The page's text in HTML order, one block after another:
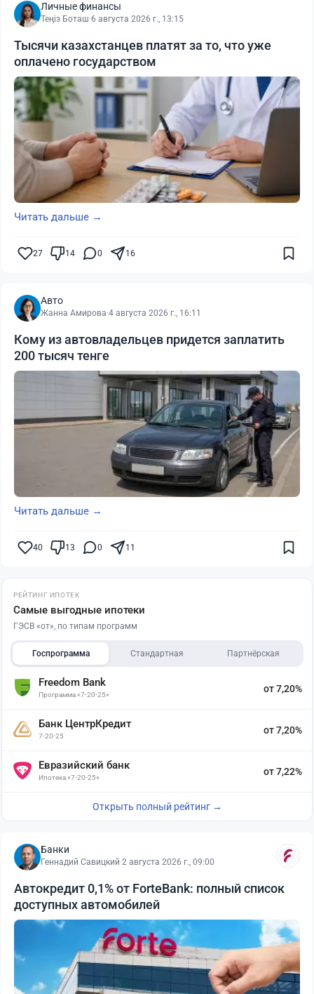
Личные финансы
Теңіз Боташ·6 августа 2026 г., 13:15
Тысячи казахстанцев платят за то, что уже
оплачено государством
Читать дальше →
27 14 0 16
Авто
Жанна Амирова·4 августа 2026 г., 16:11
Кому из автовладельцев придется заплатить
200 тысяч тенге
Читать дальше →
40 13 0 11
РЕЙТИНГ ИПОТЕК
Самые выгодные ипотеки
ГЭСВ «от», по типам программ
Госпрограмма Стандартная Партнёрская
Freedom Bank
Программа «7-20-25»
от 7,20%
Банк ЦентрКредит
7-20-25
от 7,20%
Евразийский банк
Ипотека «7-20-25»
от 7,22%
Открыть полный рейтинг →
Банки
Геннадий Савицкий·2 августа 2026 г., 09:00
Автокредит 0,1% от ForteBank: полный список
доступных автомобилей